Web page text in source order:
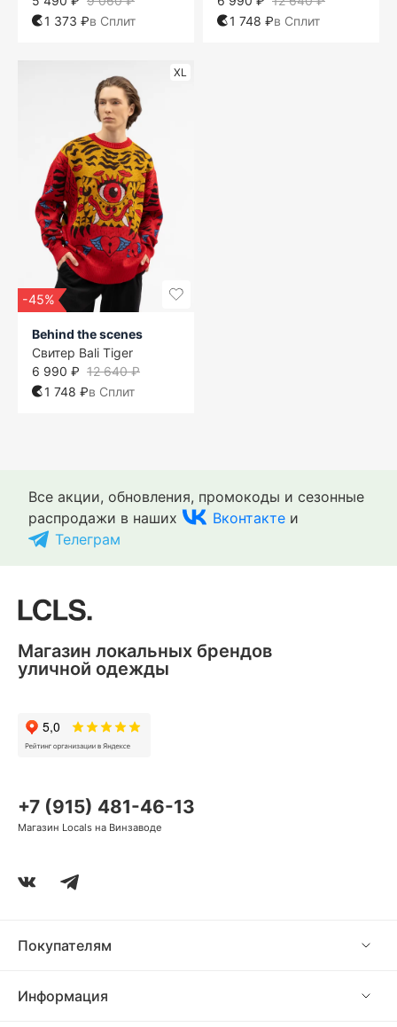
1 373 ₽в Сплит
1 748 ₽в Сплит
XL
-45%
Behind the scenes
Свитер Bali Tiger
12 640 ₽
6 990 ₽
1 748 ₽в Сплит
Все акции, обновления, промокоды и сезонные
распродажи в наших
Вконтакте и
Телеграм
Покупателям
Информация
+7 (915) 481-46-13
Магазин Locals на Винзаводе
Магазин локальных брендов
уличной одежды